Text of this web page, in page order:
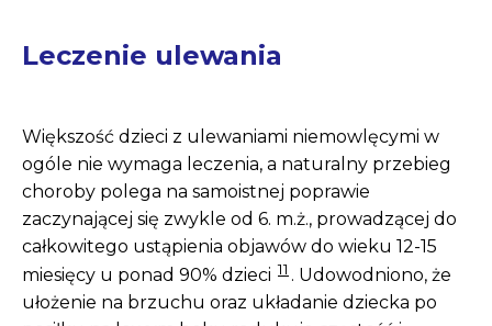
Leczenie ulewania
Większość dzieci z ulewaniami niemowlęcymi w
ogóle nie wymaga leczenia, a naturalny przebieg
cho­roby polega na samoistnej poprawie
zaczynającej się zwykle od 6. m.ż., prowadzącej do
całkowite­go ustąpienia objawów do wieku 12-15
miesięcy u ponad 90% dzieci 11 . Udowodniono, że
ułożenie na brzuchu oraz ukła­danie dziecka po